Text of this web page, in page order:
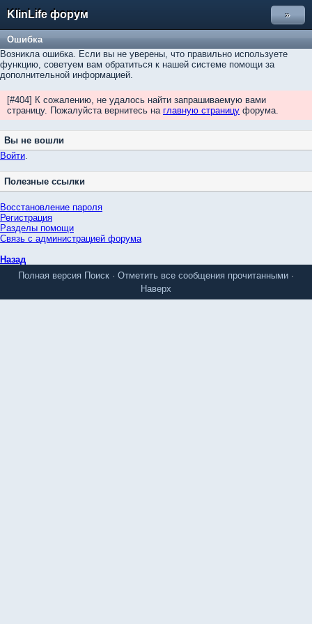
KlinLife форум »
Ошибка
Возникла ошибка. Если вы не уверены, что правильно используете
функцию, советуем вам обратиться к нашей системе помощи за
дополнительной информацией.
[#404] К сожалению, не удалось найти запрашиваемую вами
страницу. Пожалуйста вернитесь на главную страницу форума.
Вы не вошли
Войти.
Полезные ссылки
Восстановление пароля
Регистрация
Разделы помощи
Связь с администрацией форума
Назад
Полная версия Поиск · Отметить все сообщения прочитанными ·
Наверх